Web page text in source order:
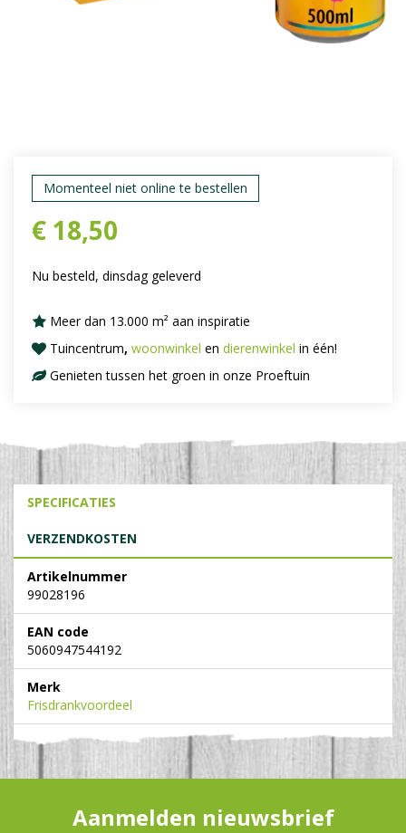
Momenteel niet online te bestellen
€ 18,50
Nu besteld, dinsdag geleverd
Meer dan 13.000 m² aan inspiratie
Tuincentrum, woonwinkel en dierenwinkel in één!
Genieten tussen het groen in onze Proeftuin
SPECIFICATIES
VERZENDKOSTEN
Artikelnummer
99028196
EAN code
5060947544192
Merk
Frisdrankvoordeel
Aanmelden nieuwsbrief